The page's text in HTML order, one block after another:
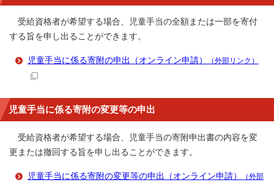
受給資格者が希望する場合、児童手当の全額または一部を寄付
する旨を申し出ることができます。
児童手当に係る寄附の申出（オンライン申請） （外部リンク）
児童手当に係る寄附の変更等の申出
受給資格者が希望する場合、児童手当の寄附申出書の内容を変
更または撤回する旨を申し出ることができます。
児童手当に係る寄附の変更等の申出（オンライン申請）
（外部